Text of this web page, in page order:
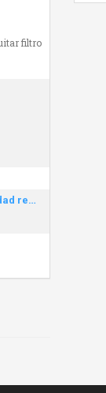
filtro
Adaptado para personas con movilidad reducida